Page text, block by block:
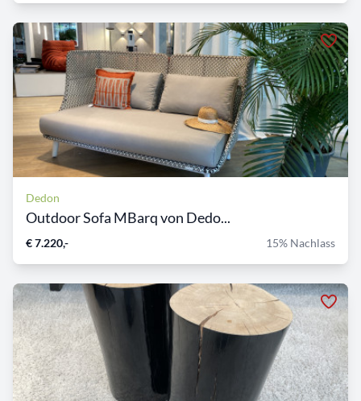
Dedon
Outdoor Sofa MBarq von Dedo...
€ 7.220,- 15% Nachlass